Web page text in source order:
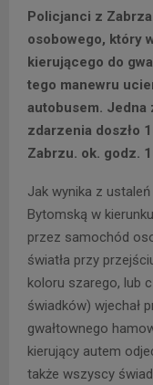
Policjanci z
osobowego, który
kierującego do
tego manewru
autobusem. Jedna
zdarzenia doszło
Zabrzu. ok. godz.
Jak wynika z
Bytomską w
przez samochód
światła przy
koloru szarego, lub
świadków) wjechał
gwałtownego
kierujący autem
także wszyscy